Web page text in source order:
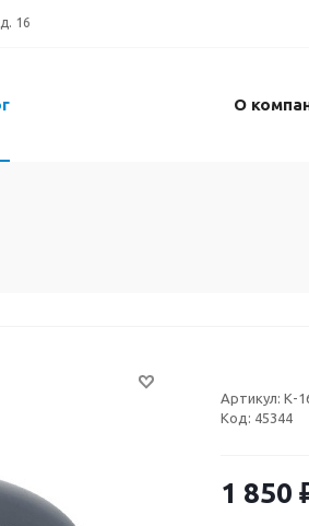
16
О
Артикул: К-
Код: 45344
1 850